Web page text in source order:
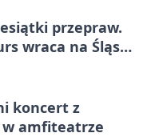
przepraw.
wraca na Śląsk
koncert z
amfiteatrze